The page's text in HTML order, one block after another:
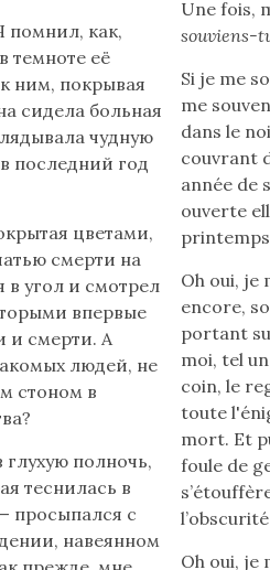
помнил, как,
темноте её
ним, покрывая
сидела больная
чудную
последний год
цветами,
смерти на
в угол и смотрел
впервые
и смерти. А
людей, не
стоном в
глухую полночь,
теснилась в
просыпался с
навеянном
Une fois,
souviens-
Si je me
me
dans le
couvrant
année de
ouverte
Oh oui, je
encore,
portant
moi, tel
coin, le
toute
mort. Et
foule de
Oh oui, je